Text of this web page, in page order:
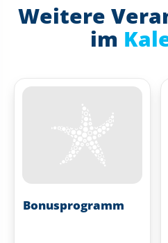
Weitere
im
Bonusprogramm